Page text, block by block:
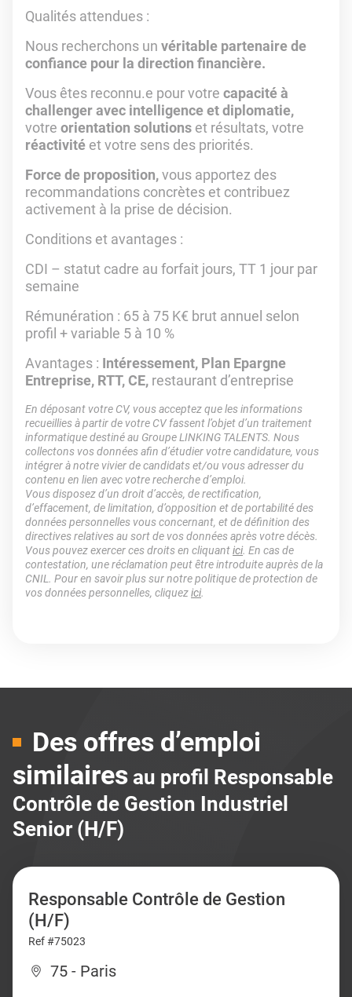
Qualités attendues :
Nous recherchons un véritable partenaire de
confiance pour la direction financière.
Vous êtes reconnu.e pour votre capacité à
challenger avec intelligence et diplomatie,
votre orientation solutions et résultats, votre
réactivité et votre sens des priorités.
Force de proposition,vous apportez des
recommandations concrètes et contribuez
activement à la prise de décision.
Conditions et avantages :
CDI – statut cadre au forfait jours, TT 1 jour par
semaine
Rémunération : 65 à 75 K€ brut annuel selon
profil + variable 5 à 10 %
Avantages : Intéressement, Plan Epargne
Entreprise, RTT, CE, restaurant d’entreprise
En déposant votre CV, vous acceptez que les informations
recueillies à partir de votre CV fassent l’objet d’un traitement
informatique destiné au Groupe LINKING TALENTS. Nous
collectons vos données afin d’étudier votre candidature, vous
intégrer à notre vivier de candidats et/ou vous adresser du
contenu en lien avec votre recherche d’emploi.
Vous disposez d’un droit d’accès, de rectification,
d’effacement, de limitation, d’opposition et de portabilité des
données personnelles vous concernant, et de définition des
directives relatives au sort de vos données après votre décès.
Vous pouvez exercer ces droits en cliquantici. En cas de
contestation, une réclamation peut être introduite auprès de la
CNIL. Pour en savoir plus sur notre politique de protection de
vos données personnelles, cliquezici.
Des offres d’emploi
similaires au profil Responsable
Contrôle de Gestion Industriel
Senior (H/F)
Responsable Contrôle de Gestion
(H/F)
Ref #75023
75 - Paris